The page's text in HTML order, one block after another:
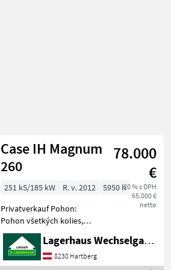
Case IH Magnum
260
78.000
€
20 % s DPH
65.000 €
netto
251 kS/185 kW R. v. 2012
5950 h
Privatverkauf Pohon:
Pohon všetkých kolies,
Zapájanie počas
zaťažovania , Stanovište
rušňovodiča: Vodičská
Lagerhaus Wechselgau reg. Gen.m.b.H.
8230 Hartberg